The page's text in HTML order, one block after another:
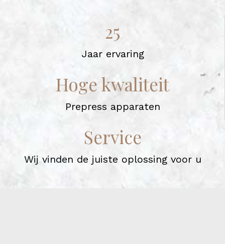
25
Jaar ervaring
Hoge kwaliteit
Prepress apparaten
Service
Wij vinden de juiste oplossing voor u